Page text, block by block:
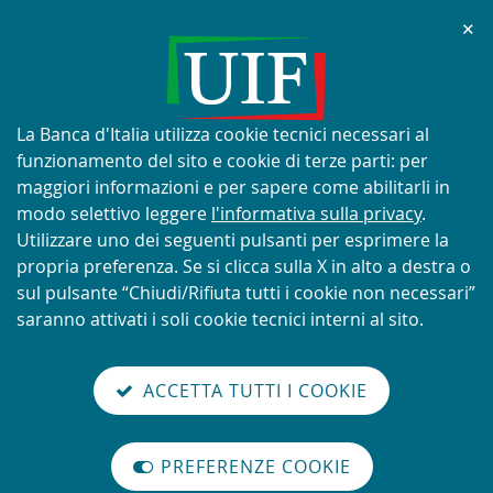
Tentativi di truffa con utilizzo
improprio del nome e del logo
della UIF
SCOPRI DI PIÙ
Cerca
nel
Organizzazione
Provvedimento UIF per l'invio delle Segnalazioni AntiRiciclaggio Ag…
✕
Informativa
sui
cookie:
La Banca d'Italia utilizza cookie tecnici necessari al
funzionamento del sito e cookie di terze parti: per
maggiori informazioni e per sapere come abilitarli in
modo selettivo leggere l'informativa sulla privacy.
Utilizzare uno dei seguenti pulsanti per esprimere la
propria preferenza. Se si clicca sulla X in alto a destra o
sul pulsante “Chiudi/Rifiuta tutti i cookie non necessari”
saranno attivati i soli cookie tecnici interni al sito.
ACCETTA TUTTI I COOKIE
PREFERENZE COOKIE